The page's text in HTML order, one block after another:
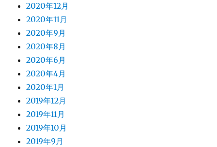
2020年12月
2020年11月
2020年9月
2020年8月
2020年6月
2020年4月
2020年1月
2019年12月
2019年11月
2019年10月
2019年9月